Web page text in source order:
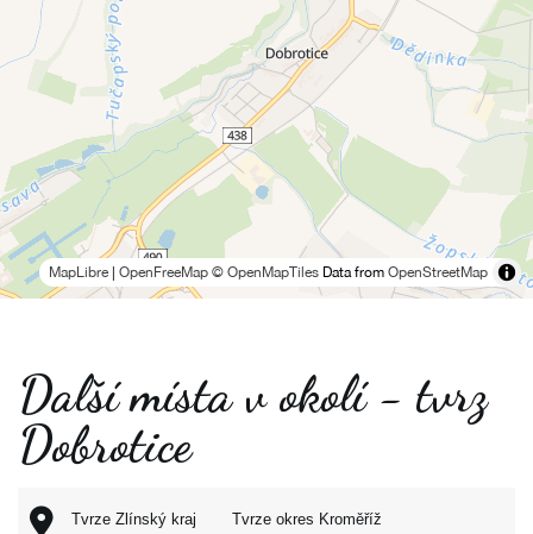
MapLibre OpenFreeMap © OpenMapTiles Data from OpenStreetMap
Další místa v okolí - tvrz
Dobrotice
Tvrze Zlínský kraj
Tvrze okres Kroměříž